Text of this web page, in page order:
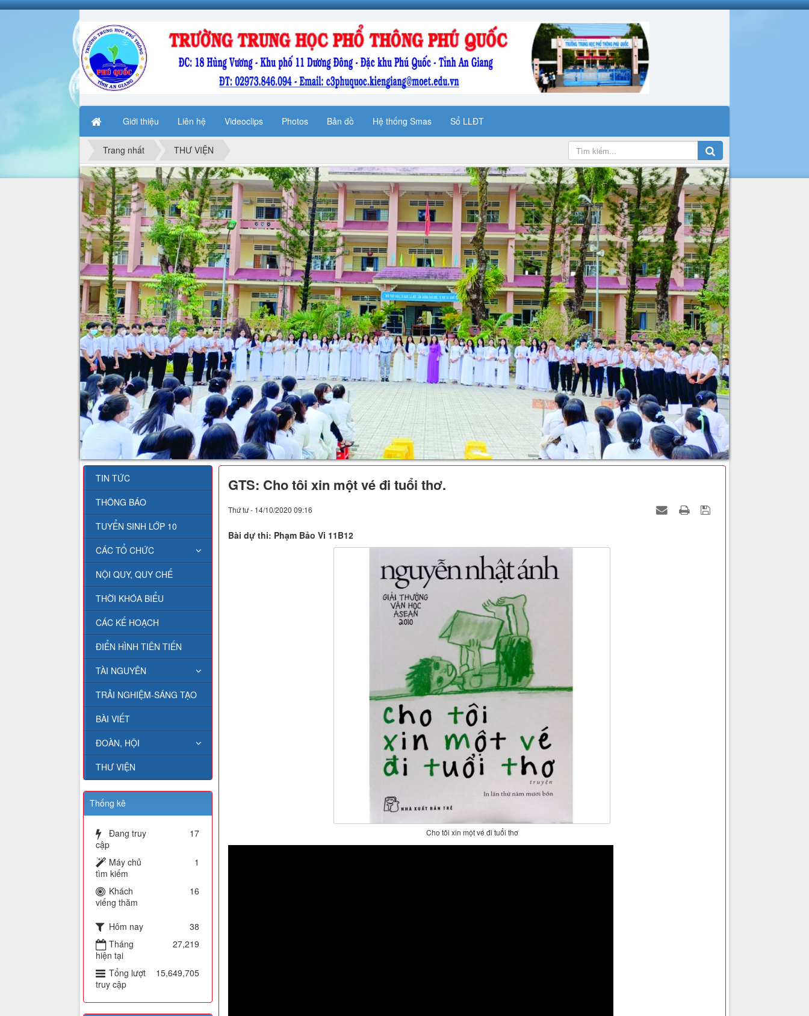
Giới thiệu Liên hệ Videoclips Photos Bản đồ Hệ thống Smas Sổ LLĐT
Trang nhất THƯ VIỆN
GTS: Cho tôi xin một vé đi tuổi thơ.
Thứ tư - 14/10/2020 09:16
Bài dự thi: Phạm Bảo Vi 11B12
Cho tôi xin một vé đi tuổi thơ
TIN TỨC
THÔNG BÁO
TUYỂN SINH LỚP 10
CÁC TỔ CHỨC
NỘI QUY, QUY CHẾ
THỜI KHÓA BIỂU
CÁC KẾ HOẠCH
ĐIỂN HÌNH TIÊN TIẾN
TÀI NGUYÊN
TRẢI NGHIỆM-SÁNG TẠO
BÀI VIẾT
ĐOÀN, HỘI
THƯ VIỆN
Thống kê
Đang truy
cập
17
Máy chủ
tìm kiếm
1
Khách
viếng thăm
16
Hôm nay
38
Tháng
hiện tại
27,219
Tổng lượt
truy cập
15,649,705